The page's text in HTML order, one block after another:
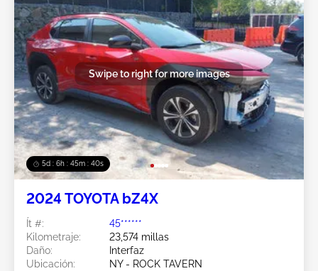
5d : 6h : 45m : 38s
Swipe to right for more images
2024 TOYOTA bZ4X
Ít #:
45******
Kilometraje:
23,574 millas
Daño:
Interfaz
Ubicación:
NY - ROCK TAVERN